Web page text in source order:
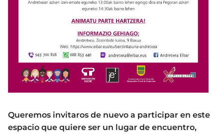
Queremos invitaros de nuevo a participar en este
espacio que quiere ser un lugar de encuentro,